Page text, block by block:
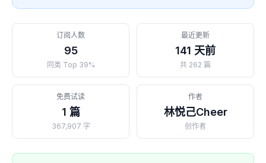
订阅人数
95
同类 Top 39%
最近更新
141 天前
共 262 篇
免费试读
1 篇
367,907 字
作者
林悦己Cheer
创作者